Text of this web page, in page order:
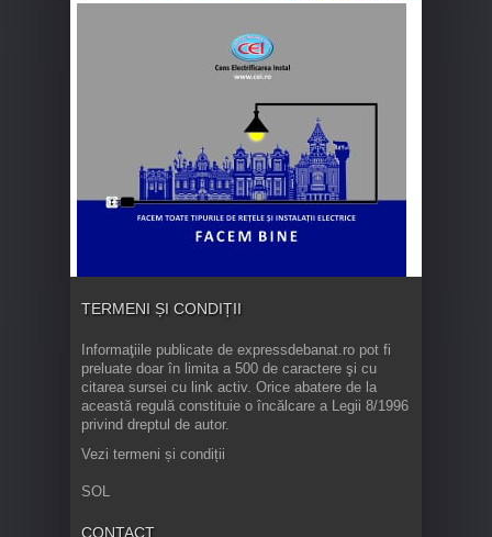
TERMENI ȘI CONDIȚII
Informaţiile publicate de expressdebanat.ro pot fi
preluate doar în limita a 500 de caractere şi cu
citarea sursei cu link activ. Orice abatere de la
această regulă constituie o încălcare a Legii 8/1996
privind dreptul de autor.
Vezi termeni și condiții
SOL
CONTACT